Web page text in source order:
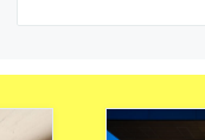
が建物全体を使用可能と
ズムの感受を意図